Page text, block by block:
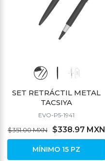
SET RETRÁCTIL METAL
TACSIYA
EVO-P5-1941
$351.00 MXN $338.97 MXN
MÍNIMO 15 PZ